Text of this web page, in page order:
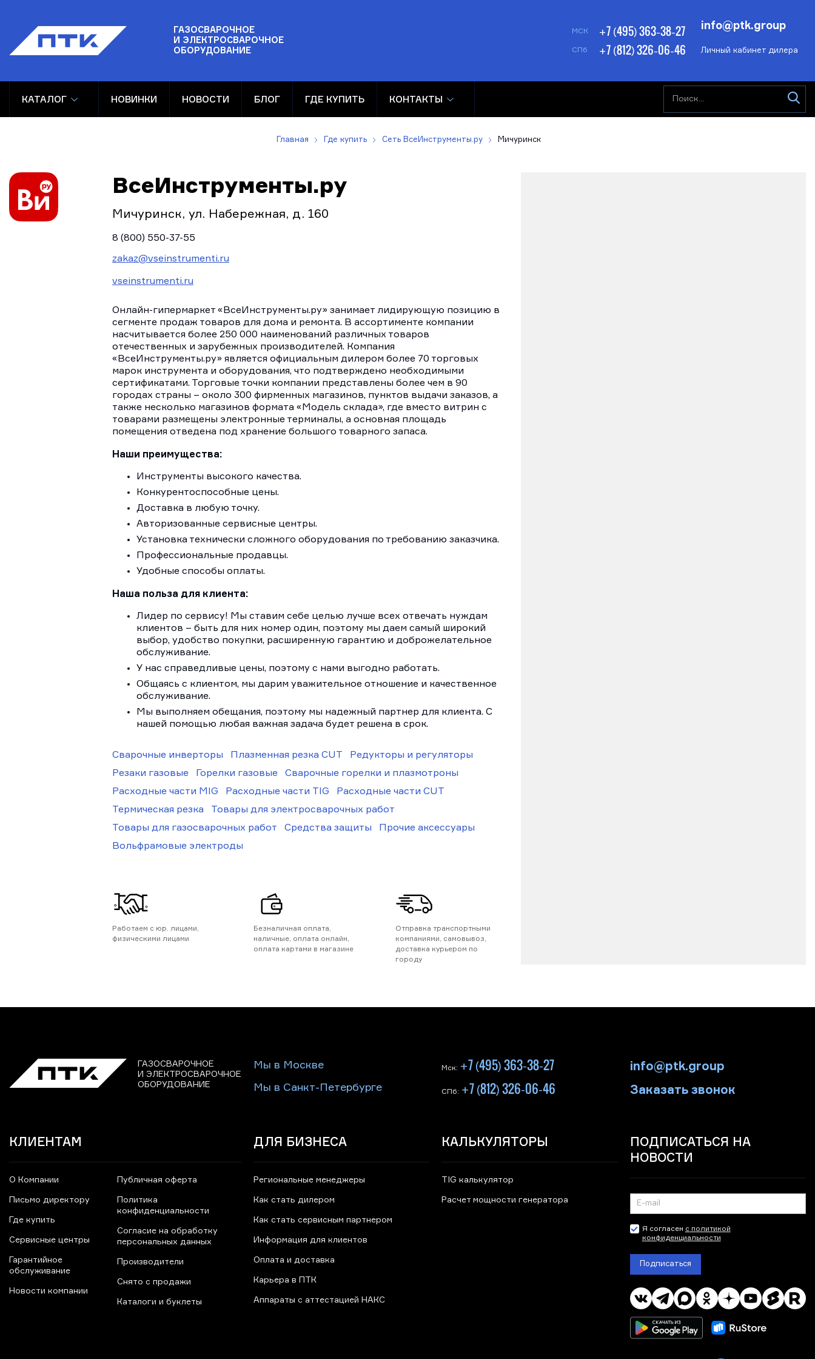
ГАЗОСВАРОЧНОЕ
И ЭЛЕКТРОСВАРОЧНОЕ
ОБОРУДОВАНИЕ
МСК +7 (495) 363-38-27
СПб +7 (812) 326-06-46 Личный кабинет дилера
info@ptk.group
КАТАЛОГ НОВИНКИ НОВОСТИ БЛОГ ГДЕ КУПИТЬ КОНТАКТЫ
Главная Где купить Сеть ВсеИнструменты.ру Мичуринск
ВсеИнструменты.ру
Мичуринск, ул. Набережная, д. 160
8 (800) 550-37-55
zakaz@vseinstrumenti.ru
vseinstrumenti.ru
Онлайн-гипермаркет «ВсеИнструменты.ру» занимает лидирующую позицию в
сегменте продаж товаров для дома и ремонта. В ассортименте компании
насчитывается более 250 000 наименований различных товаров
отечественных и зарубежных производителей. Компания
«ВсеИнструменты.ру» является официальным дилером более 70 торговых
марок инструмента и оборудования, что подтверждено необходимыми
сертификатами. Торговые точки компании представлены более чем в 90
городах страны – около 300 фирменных магазинов, пунктов выдачи заказов, а
также несколько магазинов формата «Модель склада», где вместо витрин с
товарами размещены электронные терминалы, а основная площадь
помещения отведена под хранение большого товарного запаса.
Наши преимущества:
Инструменты высокого качества.
Конкурентоспособные цены.
Доставка в любую точку.
Авторизованные сервисные центры.
Установка технически сложного оборудования по требованию заказчика.
Профессиональные продавцы.
Удобные способы оплаты.
Наша польза для клиента:
Лидер по сервису! Мы ставим себе целью лучше всех отвечать нуждам
клиентов – быть для них номер один, поэтому мы даем самый широкий
выбор, удобство покупки, расширенную гарантию и доброжелательное
обслуживание.
У нас справедливые цены, поэтому с нами выгодно работать.
Общаясь с клиентом, мы дарим уважительное отношение и качественное
обслуживание.
Мы выполняем обещания, поэтому мы надежный партнер для клиента. С
нашей помощью любая важная задача будет решена в срок.
Сварочные инверторы Плазменная резка CUT
Редукторы и регуляторы
Резаки газовые
Горелки газовые
Сварочные горелки и плазмотроны
Расходные части MIG
Расходные части TIG
Расходные части CUT
Термическая резка
Товары для электросварочных работ
Товары для газосварочных работ
Средства защиты
Прочие аксессуары
Вольфрамовые электроды
Работаем с юр. лицами,
физическими лицами
Безналичная оплата,
наличные, оплата онлайн,
оплата картами в магазине
Отправка транспортными
компаниями, самовывоз,
доставка курьером по
городу
ГАЗОСВАРОЧНОЕ
И ЭЛЕКТРОСВАРОЧНОЕ
ОБОРУДОВАНИЕ
Мы в Москве
Мы в Санкт-Петербурге
Мск: +7 (495) 363-38-27
СПб: +7 (812) 326-06-46
info@ptk.group
Заказать звонок
КЛИЕНТАМ
О Компании
Письмо директору
Где купить
Сервисные центры
Гарантийное
обслуживание
Новости компании
Публичная оферта
Политика
конфиденциальности
Согласие на обработку
персональных данных
Производители
Снято с продажи
Каталоги и буклеты
ДЛЯ БИЗНЕСА
Региональные менеджеры
Как стать дилером
Как стать сервисным партнером
Информация для клиентов
Оплата и доставка
Карьера в ПТК
Аппараты с аттестацией НАКС
КАЛЬКУЛЯТОРЫ
TIG калькулятор
Расчет мощности генератора
ПОДПИСАТЬСЯ НА
НОВОСТИ
Я согласен с политикой
конфиденциальности
Подписаться